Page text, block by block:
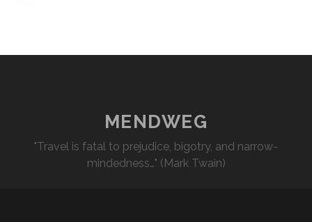
MENDWEG
"Travel is fatal to prejudice, bigotry, and narrow-
mindedness…" (Mark Twain)